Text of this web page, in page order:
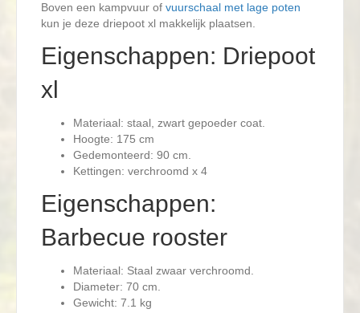
Boven een kampvuur of vuurschaal met lage poten
kun je deze driepoot xl makkelijk plaatsen.
Eigenschappen: Driepoot
xl
Materiaal: staal, zwart gepoeder coat.
Hoogte: 175 cm
Gedemonteerd: 90 cm.
Kettingen: verchroomd x 4
Eigenschappen:
Barbecue rooster
Materiaal: Staal zwaar verchroomd.
Diameter: 70 cm.
Gewicht: 7.1 kg